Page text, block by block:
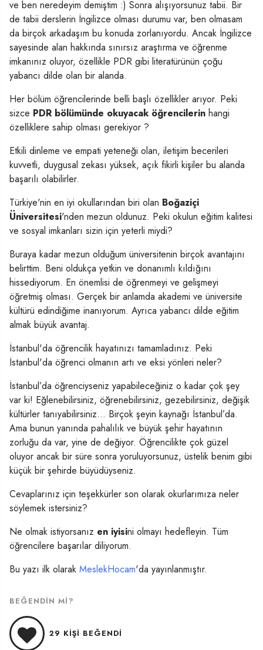
ve ben neredeyim demiştim :) Sonra alışıyorsunuz tabii. Bir
de tabii derslerin İngilizce olması durumu var, ben olmasam
da birçok arkadaşım bu konuda zorlanıyordu. Ancak İngilizce
sayesinde alan hakkında sınırsız araştırma ve öğrenme
imkanınız oluyor, özellikle PDR gibi literatürünün çoğu
yabancı dilde olan bir alanda.
Her bölüm öğrencilerinde belli başlı özellikler arıyor. Peki
sizce PDR bölümünde okuyacak öğrencilerin hangi
özelliklere sahip olması gerekiyor ?
Etkili dinleme ve empati yeteneği olan, iletişim becerileri
kuvvetli, duygusal zekası yüksek, açık fikirli kişiler bu alanda
başarılı olabilirler.
Türkiye'nin en iyi okullarından biri olan Boğaziçi
Üniversitesi'nden mezun oldunuz. Peki okulun eğitim kalitesi
ve sosyal imkanları sizin için yeterli miydi?
Buraya kadar mezun olduğum üniversitenin birçok avantajını
belirttim. Beni oldukça yetkin ve donanımlı kıldığını
hissediyorum. En önemlisi de öğrenmeyi ve gelişmeyi
öğretmiş olması. Gerçek bir anlamda akademi ve üniversite
kültürü edindiğime inanıyorum. Ayrıca yabancı dilde eğitim
almak büyük avantaj.
İstanbul'da öğrencilik hayatınızı tamamladınız. Peki
İstanbul'da öğrenci olmanın artı ve eksi yönleri neler?
İstanbul’da öğrenciyseniz yapabileceğiniz o kadar çok şey
var ki! Eğlenebilirsiniz, öğrenebilirsiniz, gezebilirsiniz, değişik
kültürler tanıyabilirsiniz… Birçok şeyin kaynağı İstanbul’da.
Ama bunun yanında pahalılık ve büyük şehir hayatının
zorluğu da var, yine de değiyor. Öğrencilikte çok güzel
oluyor ancak bir süre sonra yoruluyorsunuz, üstelik benim gibi
küçük bir şehirde büyüdüyseniz.
Cevaplarınız için teşekkürler son olarak okurlarımıza neler
söylemek istersiniz?
Ne olmak istiyorsanız en iyisini olmayı hedefleyin. Tüm
öğrencilere başarılar diliyorum.
Bu yazı ilk olarak MeslekHocam'da yayınlanmıştır.
BEĞENDIN MI?
29 KIŞI BEĞENDI